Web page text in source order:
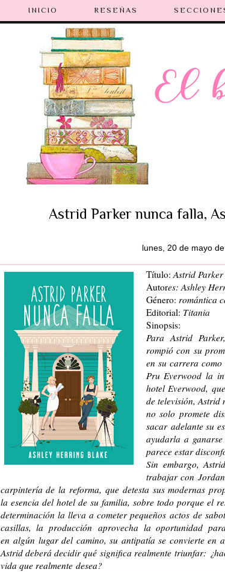
INICIO RESEÑAS
Astrid Parker nunca falla,
lunes, 20 de mayo
Título: Astrid
Autores: Ashley
Género: romántica
Editorial: Titania
Sinopsis:
Para Astrid
rompió con su
en su carrera
Pru Everwood la
hotel Everwood,
de televisión, Astrid
no solo promete
sacar adelante su
ayudarla a
parece estar
Sin embargo,
trabajar con
carpintería de la reforma, que detesta sus modernas
la esencia del hotel de su familia, sobre todo porque el
determinación la lleva a cometer pequeños actos de
casillas, la producción aprovecha la oportunidad
en algún lugar del camino, su antipatía se convierte en
Astrid deberá decidir qué significa realmente triunfar:
vida que realmente desea?